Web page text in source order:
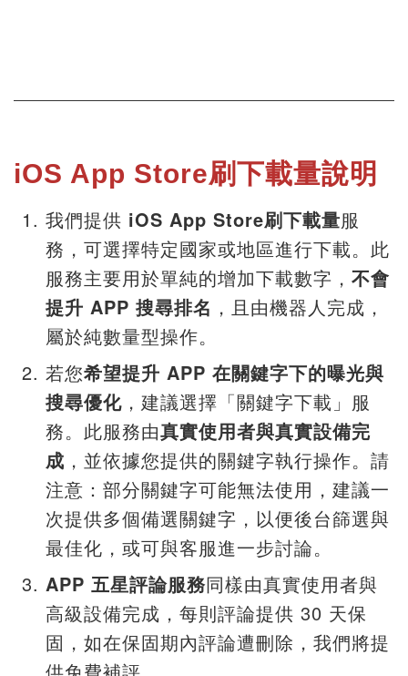
iOS App Store刷下載量說明
我們提供 iOS App Store刷下載量服
務，可選擇特定國家或地區進行下載。此
服務主要用於單純的增加下載數字， 不會
提升 APP 搜尋排名 ，且由機器人完成，
屬於純數量型操作。
若您希望提升 APP 在關鍵字下的曝光與
搜尋優化 ，建議選擇「關鍵字下載」服
務。此服務由真實使用者與真實設備完
成 ，並依據您提供的關鍵字執行操作。請
注意：部分關鍵字可能無法使用，建議一
次提供多個備選關鍵字，以便後台篩選與
最佳化，或可與客服進一步討論。
APP 五星評論服務同樣由真實使用者與
高級設備完成，每則評論提供 30 天保
固，如在保固期內評論遭刪除，我們將提